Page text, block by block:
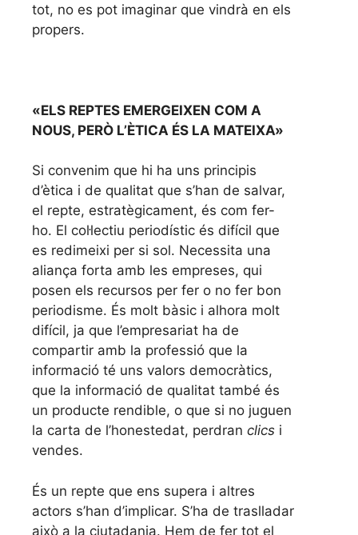
tot, no es pot imaginar que vindrà en els
propers.
«ELS REPTES EMERGEIXEN COM A
NOUS, PERÒ L’ÈTICA ÉS LA MATEIXA»
Si convenim que hi ha uns principis
d’ètica i de qualitat que s’han de salvar,
el repte, estratègicament, és com fer-
ho. El col·lectiu periodístic és difícil que
es redimeixi per si sol. Necessita una
aliança forta amb les empreses, qui
posen els recursos per fer o no fer bon
periodisme. És molt bàsic i alhora molt
difícil, ja que l’empresariat ha de
compartir amb la professió que la
informació té uns valors democràtics,
que la informació de qualitat també és
un producte rendible, o que si no juguen
la carta de l’honestedat, perdran clics i
vendes.
És un repte que ens supera i altres
actors s’han d’implicar. S’ha de traslladar
això a la ciutadania. Hem de fer tot el